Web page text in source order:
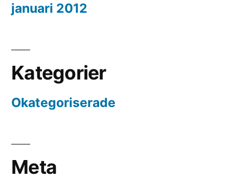
januari 2012
Kategorier
Okategoriserade
Meta